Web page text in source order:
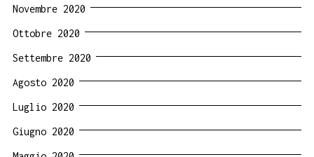
Novembre 2020
Ottobre 2020
Settembre 2020
Agosto 2020
Luglio 2020
Giugno 2020